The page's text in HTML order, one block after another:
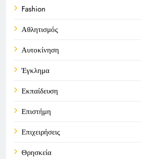
Fashion
Αθλητισμός
Αυτοκίνηση
Έγκλημα
Εκπαίδευση
Επιστήμη
Επιχειρήσεις
Θρησκεία